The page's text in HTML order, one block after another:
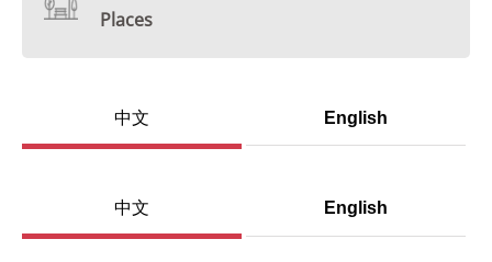
Places
中文 English
中文 English